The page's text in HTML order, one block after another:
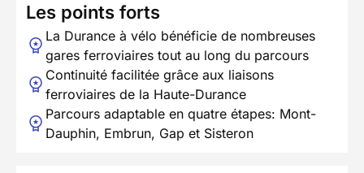
Les points forts
La Durance à vélo bénéficie de nombreuses
gares ferroviaires tout au long du parcours
Continuité facilitée grâce aux liaisons
ferroviaires de la Haute-Durance
Parcours adaptable en quatre étapes: Mont-
Dauphin, Embrun, Gap et Sisteron